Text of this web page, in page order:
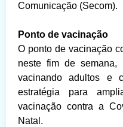
Comunicação (Secom).
Ponto de vacinação
O ponto de vacinação
neste fim de
vacinando adultos e
estratégia para
vacinação contra a
Natal.